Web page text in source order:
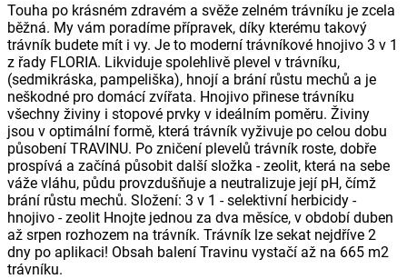
Touha po krásném zdravém a svěže zelném trávníku je zcela
běžná. My vám poradíme přípravek, díky kterému takový
trávník budete mít i vy. Je to moderní trávníkové hnojivo 3 v 1
z řady FLORIA. Likviduje spolehlivě plevel v trávníku,
(sedmikráska, pampeliška), hnojí a brání růstu mechů a je
neškodné pro domácí zvířata. Hnojivo přinese trávníku
všechny živiny i stopové prvky v ideálním poměru. Živiny
jsou v optimální formě, která trávník vyživuje po celou dobu
působení TRAVINU. Po zničení plevelů trávník roste, dobře
prospívá a začíná působit další složka - zeolit, která na sebe
váže vláhu, půdu provzdušňuje a neutralizuje její pH, čímž
brání růstu mechů. Složení: 3 v 1 - selektivní herbicidy -
hnojivo - zeolit Hnojte jednou za dva měsíce, v období duben
až srpen rozhozem na trávník. Trávník lze sekat nejdříve 2
dny po aplikaci! Obsah balení Travinu vystačí až na 665 m2
trávníku.